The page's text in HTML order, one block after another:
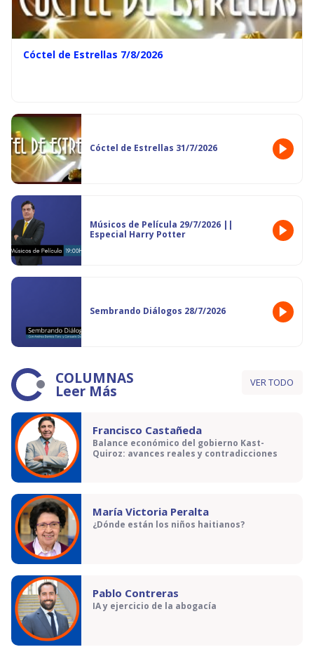
Cóctel de Estrellas 7/8/2026
Cóctel de Estrellas 31/7/2026
Músicos de Película 29/7/2026 ||
Especial Harry Potter
Sembrando Diálogos 28/7/2026
COLUMNAS
Leer Más VER TODO
Francisco Castañeda
Balance económico del gobierno Kast-
Quiroz: avances reales y contradicciones
María Victoria Peralta
¿Dónde están los niños haitianos?
Pablo Contreras
IA y ejercicio de la abogacía